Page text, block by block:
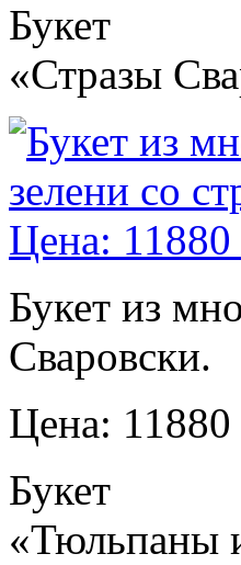
Букет
«Стразы
Букет из
Сваровски.
Цена: 11880
Букет
«Тюльпаны